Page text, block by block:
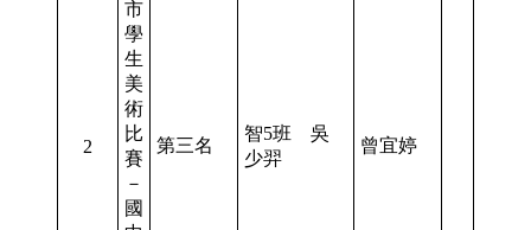
2
市
學
生
美
術
比
賽
－
國
第三名
智5班 吳
少羿
曾宜婷